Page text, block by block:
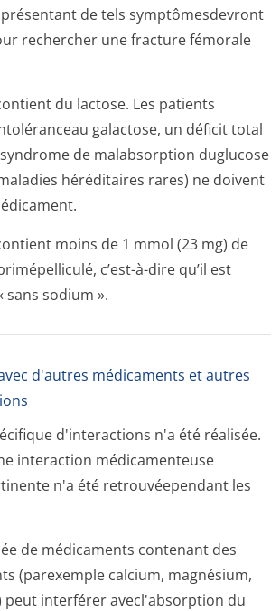
de tels symptômesdevront
rechercher une fracture fémorale
du lactose. Les patients
galactose, un déficit total
de malabsorption duglucose
héréditaires rares) ne doivent
moins de 1 mmol (23 mg) de
c’est-à-dire qu’il est
sans sodium ».
d'autres médicaments et autres
d'interactions n'a été réalisée.
interaction médicamenteuse
n'a été retrouvéependant les
de médicaments contenant des
(parexemple calcium, magnésium,
peut interférer avecl'absorption du